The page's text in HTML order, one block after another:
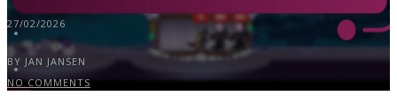
27/02/2026
BY JAN JANSEN
NO COMMENTS